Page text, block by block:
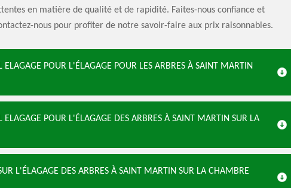
en matière de qualité et de rapidité. Faites-nous confiance et
nous pour profiter de notre savoir-faire aux prix raisonnables.
POUR L'ÉLAGAGE POUR LES ARBRES À SAINT MARTIN
ELAGAGE POUR L'ÉLAGAGE DES ARBRES À SAINT MARTIN SUR LA
L'ÉLAGAGE DES ARBRES À SAINT MARTIN SUR LA CHAMBRE